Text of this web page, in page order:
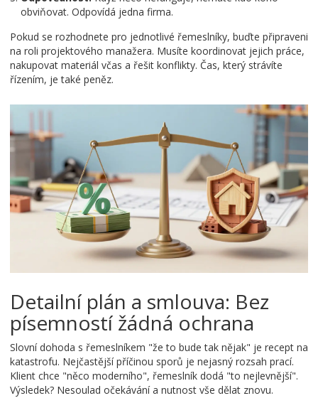
obviňovat. Odpovídá jedna firma.
Pokud se rozhodnete pro jednotlivé řemeslníky, buďte připraveni
na roli projektového manažera. Musíte koordinovat jejich práce,
nakupovat materiál včas a řešit konflikty. Čas, který strávíte
řízením, je také peněz.
Detailní plán a smlouva: Bez
písemností žádná ochrana
Slovní dohoda s řemeslníkem "že to bude tak nějak" je recept na
katastrofu. Nejčastější příčinou sporů je nejasný rozsah prací.
Klient chce "něco moderního", řemeslník dodá "to nejlevnější".
Výsledek? Nesoulad očekávání a nutnost vše dělat znovu.